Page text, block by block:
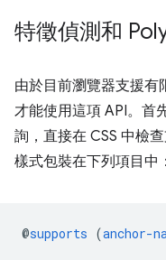
特徵偵測和
由於目前瀏覽器支援有
才能使用這項 API。首
詢，直接在 CSS 中檢
樣式包裝在下列項目中：
@supports (anchor-